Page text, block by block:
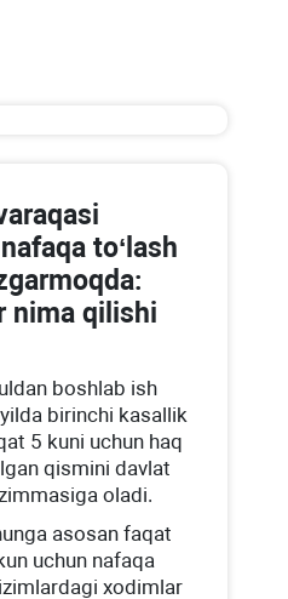
toʻlash
nima qilishi
boshlab ish
birinchi kasallik
5 kuni uchun haq
qismini davlat
oladi.
asosan faqat
uchun nafaqa
хodimlar